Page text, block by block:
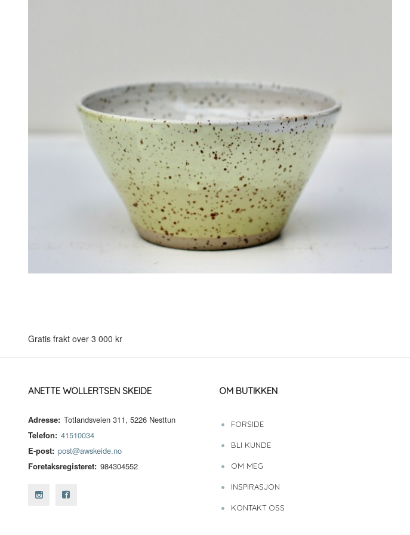
Gratis frakt over 3 000 kr
ANETTE WOLLERTSEN SKEIDE
Adresse: Totlandsveien 311, 5226 Nesttun
Telefon: 41510034
E-post: post@awskeide.no
Foretaksregisteret: 984304552
OM BUTIKKEN
FORSIDE
BLI KUNDE
OM MEG
INSPIRASJON
KONTAKT OSS